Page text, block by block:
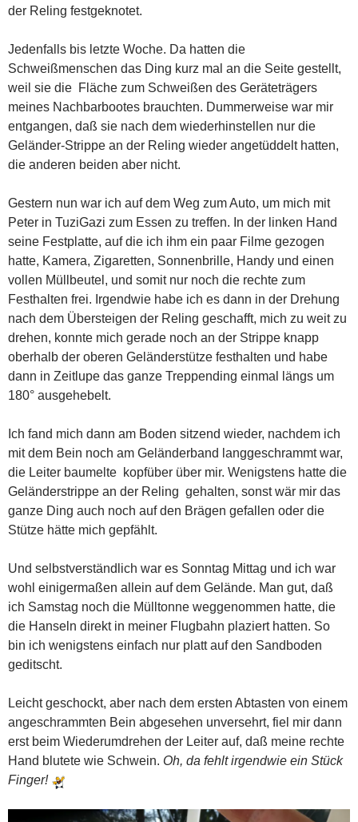
der Reling festgeknotet.
Jedenfalls bis letzte Woche. Da hatten die
Schweißmenschen das Ding kurz mal an die Seite gestellt,
weil sie die Fläche zum Schweißen des Geräteträgers
meines Nachbarbootes brauchten. Dummerweise war mir
entgangen, daß sie nach dem wiederhinstellen nur die
Geländer-Strippe an der Reling wieder angetüddelt hatten,
die anderen beiden aber nicht.
Gestern nun war ich auf dem Weg zum Auto, um mich mit
Peter in TuziGazi zum Essen zu treffen. In der linken Hand
seine Festplatte, auf die ich ihm ein paar Filme gezogen
hatte, Kamera, Zigaretten, Sonnenbrille, Handy und einen
vollen Müllbeutel, und somit nur noch die rechte zum
Festhalten frei. Irgendwie habe ich es dann in der Drehung
nach dem Übersteigen der Reling geschafft, mich zu weit zu
drehen, konnte mich gerade noch an der Strippe knapp
oberhalb der oberen Geländerstütze festhalten und habe
dann in Zeitlupe das ganze Treppending einmal längs um
180° ausgehebelt.
Ich fand mich dann am Boden sitzend wieder, nachdem ich
mit dem Bein noch am Geländerband langgeschrammt war,
die Leiter baumelte kopfüber über mir. Wenigstens hatte die
Geländerstrippe an der Reling gehalten, sonst wär mir das
ganze Ding auch noch auf den Brägen gefallen oder die
Stütze hätte mich gepfählt.
Und selbstverständlich war es Sonntag Mittag und ich war
wohl einigermaßen allein auf dem Gelände. Man gut, daß
ich Samstag noch die Mülltonne weggenommen hatte, die
die Hanseln direkt in meiner Flugbahn plaziert hatten. So
bin ich wenigstens einfach nur platt auf den Sandboden
geditscht.
Leicht geschockt, aber nach dem ersten Abtasten von einem
angeschrammten Bein abgesehen unversehrt, fiel mir dann
erst beim Wiederumdrehen der Leiter auf, daß meine rechte
Hand blutete wie Schwein. Oh, da fehlt irgendwie ein Stück
Finger!